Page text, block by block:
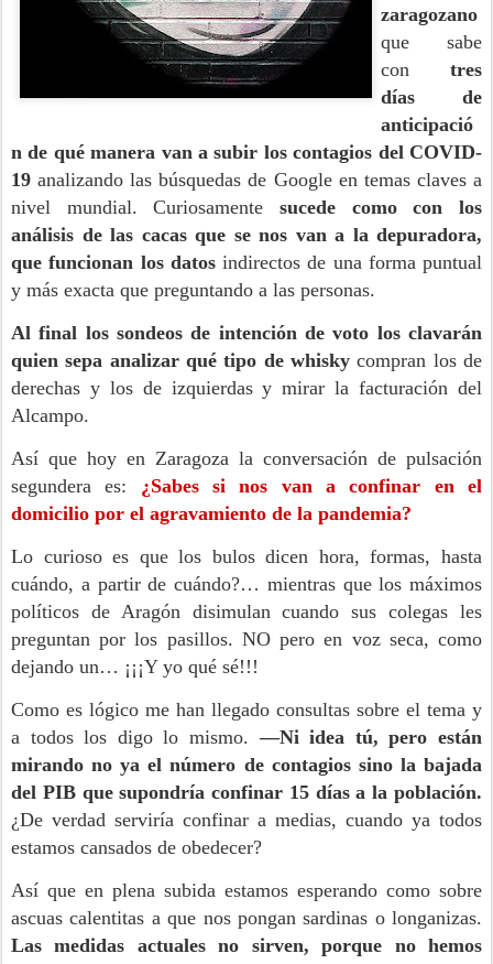
zaragozano
que sabe
con tres
días de
anticipació
n de qué manera van a subir los contagios del COVID-
19 analizando las búsquedas de Google en temas claves a
nivel mundial. Curiosamente sucede como con los
análisis de las cacas que se nos van a la depuradora,
que funcionan los datosindirectos de una forma puntual
y más exacta que preguntando a las personas.
Al final los sondeos de intención de voto los clavarán
quien sepa analizar qué tipo de whisky compran los de
derechas y los de izquierdas y mirar la facturación del
Alcampo.
Así que hoy en Zaragoza la conversación de pulsación
segundera es: ¿Sabes si nos van a confinar en el
domicilio por el agravamiento de la pandemia?
Lo curioso es que los bulos dicen hora, formas, hasta
cuándo, a partir de cuándo?… mientras que los máximos
políticos de Aragón disimulan cuando sus colegas les
preguntan por los pasillos. NO pero en voz seca, como
dejando un… ¡¡¡Y yo qué sé!!!
Como es lógico me han llegado consultas sobre el tema y
a todos los digo lo mismo.—Ni idea tú, pero están
mirando no ya el número de contagios sino la bajada
del PIB que supondría confinar 15 días a la población.
¿De verdad serviría confinar a medias, cuando ya todos
estamos cansados de obedecer?
Así que en plena subida estamos esperando como sobre
ascuas calentitas a que nos pongan sardinas o longanizas.
Las medidas actuales no sirven, porque no hemos